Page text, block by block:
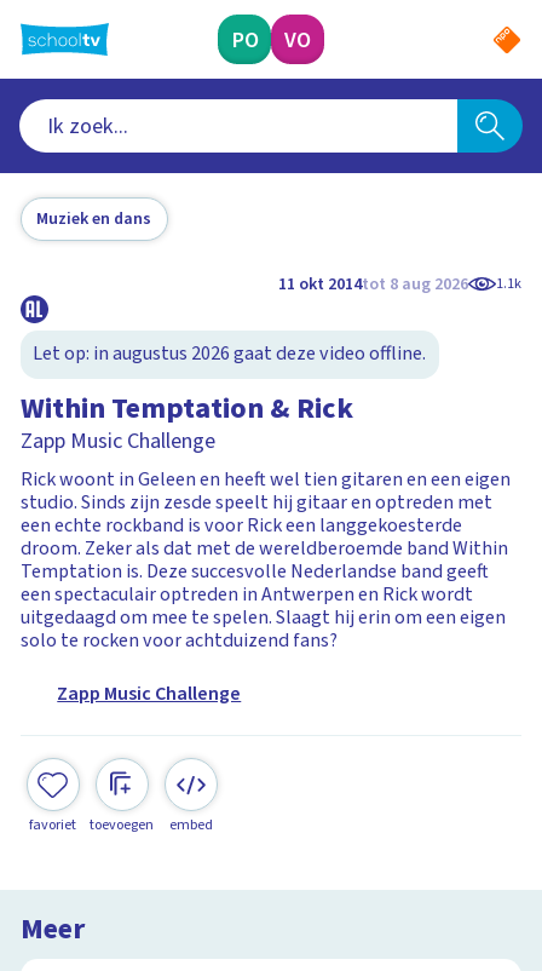
naar
hoofdinhoud
PO VO
Muziek en dans
11 okt 2014tot 8 aug 2026 1.1k
Let op: in augustus 2026 gaat deze video offline.
Within Temptation & Rick
Zapp Music Challenge
Rick woont in Geleen en heeft wel tien gitaren en een eigen
studio. Sinds zijn zesde speelt hij gitaar en optreden met
een echte rockband is voor Rick een langgekoesterde
droom. Zeker als dat met de wereldberoemde band Within
Temptation is. Deze succesvolle Nederlandse band geeft
een spectaculair optreden in Antwerpen en Rick wordt
uitgedaagd om mee te spelen. Slaagt hij erin om een eigen
solo te rocken voor achtduizend fans?
Zapp Music Challenge
favoriet toevoegen embed
Meer